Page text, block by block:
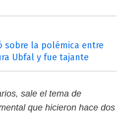
sobre la polémica entre
Ubfal y fue tajante
sale el tema de
que hicieron hace dos